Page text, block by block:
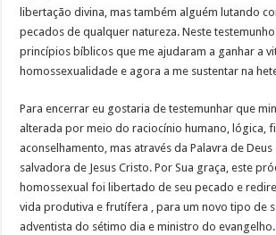
libertação divina, mas também alguém lutando
pecados de qualquer natureza. Neste
princípios bíblicos que me ajudaram a ganhar a
homossexualidade e agora a me sustentar na
Para encerrar eu gostaria de testemunhar que
alterada por meio do raciocínio humano, lógica,
aconselhamento, mas através da Palavra de Deus
salvadora de Jesus Cristo. Por Sua graça, este
homossexual foi libertado de seu pecado e
vida produtiva e frutífera , para um novo tipo de
adventista do sétimo dia e ministro do